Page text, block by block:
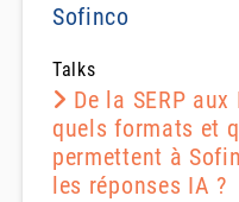
Sofinco
Talks
De la SERP
quels formats et
permettent à
les réponses IA ?